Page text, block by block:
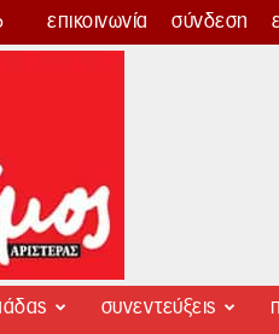
επικοινωνία σύνδεση
συνεντεύξεις